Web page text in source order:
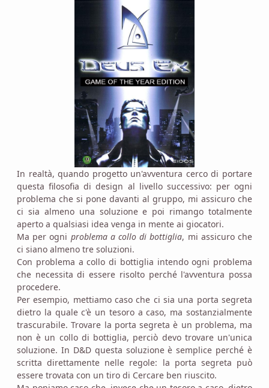
In realtà, quando progetto un'avventura cerco di portare
questa filosofia di design al livello successivo: per ogni
problema che si pone davanti al gruppo, mi assicuro che
ci sia almeno una soluzione e poi rimango totalmente
aperto a qualsiasi idea venga in mente ai giocatori.
Ma per ogni problema a collo di bottiglia, mi assicuro che
ci siano almeno tre soluzioni.
Con problema a collo di bottiglia intendo ogni problema
che necessita di essere risolto perché l'avventura possa
procedere.
Per esempio, mettiamo caso che ci sia una porta segreta
dietro la quale c'è un tesoro a caso, ma sostanzialmente
trascurabile. Trovare la porta segreta è un problema, ma
non è un collo di bottiglia, perciò devo trovare un'unica
soluzione. In D&D questa soluzione è semplice perché è
scritta direttamente nelle regole: la porta segreta può
essere trovata con un tiro di Cercare ben riuscito.